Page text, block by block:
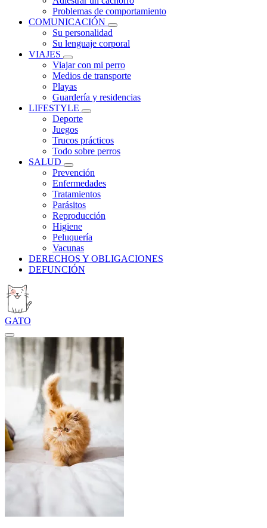
Problemas de comportamiento
COMUNICACIÓN
Su personalidad
Su lenguaje corporal
VIAJES
Viajar con mi perro
Medios de transporte
Playas
Guardería y residencias
LIFESTYLE
Deporte
Juegos
Trucos prácticos
Todo sobre perros
SALUD
Prevención
Enfermedades
Tratamientos
Parásitos
Reproducción
Higiene
Peluquería
Vacunas
DERECHOS Y OBLIGACIONES
DEFUNCIÓN
GATO